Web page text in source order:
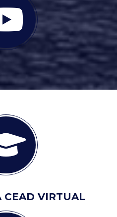
CEAD VIRTUAL